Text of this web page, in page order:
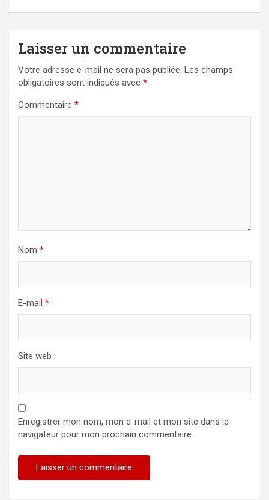
Laisser un commentaire
Votre adresse e-mail ne sera pas publiée. Les champs
obligatoires sont indiqués avec *
Commentaire *
Nom *
E-mail *
Site web
Enregistrer mon nom, mon e-mail et mon site dans le
navigateur pour mon prochain commentaire.